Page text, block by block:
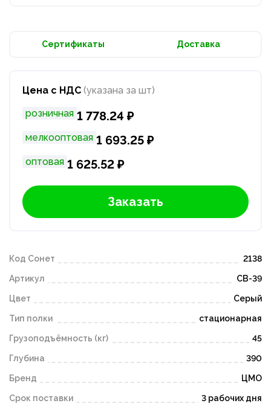
Сертификаты Доставка
Цена с НДС (указана за шт)
розничная 1 778.24 ₽
мелкооптовая 1 693.25 ₽
оптовая 1 625.52 ₽
Заказать
Код Сонет 2138
Артикул СВ-39
Цвет Серый
Тип полки стационарная
Грузоподъёмность (кг) 45
Глубина 390
Бренд ЦМО
Срок поставки 3 рабочих дня